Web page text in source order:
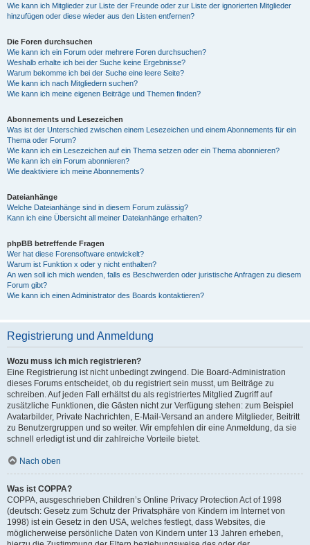
Wie kann ich Mitglieder zur Liste der Freunde oder zur Liste der ignorierten Mitglieder
hinzufügen oder diese wieder aus den Listen entfernen?
Die Foren durchsuchen
Wie kann ich ein Forum oder mehrere Foren durchsuchen?
Weshalb erhalte ich bei der Suche keine Ergebnisse?
Warum bekomme ich bei der Suche eine leere Seite?
Wie kann ich nach Mitgliedern suchen?
Wie kann ich meine eigenen Beiträge und Themen finden?
Abonnements und Lesezeichen
Was ist der Unterschied zwischen einem Lesezeichen und einem Abonnements für ein
Thema oder Forum?
Wie kann ich ein Lesezeichen auf ein Thema setzen oder ein Thema abonnieren?
Wie kann ich ein Forum abonnieren?
Wie deaktiviere ich meine Abonnements?
Dateianhänge
Welche Dateianhänge sind in diesem Forum zulässig?
Kann ich eine Übersicht all meiner Dateianhänge erhalten?
phpBB betreffende Fragen
Wer hat diese Forensoftware entwickelt?
Warum ist Funktion x oder y nicht enthalten?
An wen soll ich mich wenden, falls es Beschwerden oder juristische Anfragen zu diesem
Forum gibt?
Wie kann ich einen Administrator des Boards kontaktieren?
Registrierung und Anmeldung
Wozu muss ich mich registrieren?
Eine Registrierung ist nicht unbedingt zwingend. Die Board-Administration
dieses Forums entscheidet, ob du registriert sein musst, um Beiträge zu
schreiben. Auf jeden Fall erhältst du als registriertes Mitglied Zugriff auf
zusätzliche Funktionen, die Gästen nicht zur Verfügung stehen: zum Beispiel
Avatarbilder, Private Nachrichten, E-Mail-Versand an andere Mitglieder, Beitritt
zu Benutzergruppen und so weiter. Wir empfehlen dir eine Anmeldung, da sie
schnell erledigt ist und dir zahlreiche Vorteile bietet.
Nach oben
Was ist COPPA?
COPPA, ausgeschrieben Children’s Online Privacy Protection Act of 1998
(deutsch: Gesetz zum Schutz der Privatsphäre von Kindern im Internet von
1998) ist ein Gesetz in den USA, welches festlegt, dass Websites, die
möglicherweise persönliche Daten von Kindern unter 13 Jahren erheben,